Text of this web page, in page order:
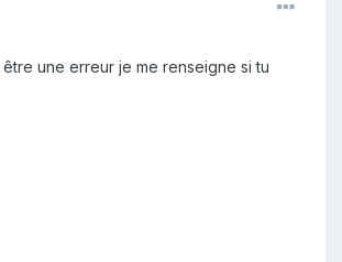
une erreur je me renseigne si tu